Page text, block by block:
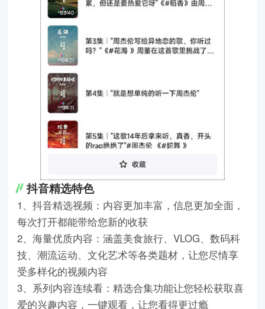
抖音精选特色
1、抖音精选视频：内容更加丰富，信息更加全面，
每次打开都能带给您新的收获
2、海量优质内容：涵盖美食旅行、VLOG、数码科
技、潮流运动、文化艺术等各类题材，让您尽情享
受多样化的视频内容
3、系列内容连续看：精选合集功能让您轻松获取喜
爱的兴趣内容，一键观看，让您看得更过瘾